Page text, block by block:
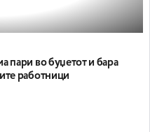
пари во буџетот и бара
работници